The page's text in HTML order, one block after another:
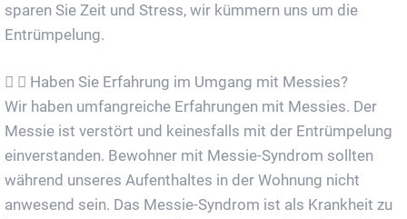
sparen Sie Zeit und Stress, wir kümmern uns um die
Entrümpelung.
Haben Sie Erfahrung im Umgang mit Messies?
Wir haben umfangreiche Erfahrungen mit Messies. Der
Messie ist verstört und keinesfalls mit der Entrümpelung
einverstanden. Bewohner mit Messie-Syndrom sollten
während unseres Aufenthaltes in der Wohnung nicht
anwesend sein. Das Messie-Syndrom ist als Krankheit zu